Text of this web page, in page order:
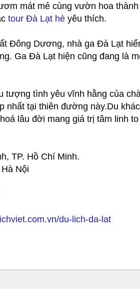
mát mẻ cùng vườn hoa
tour Đà Lạt hè yêu thích.
Đông Dương, nhà ga Đà Lạt
Ga Đà Lạt hiện cũng đang là
tình yêu vĩnh hằng của
nhất tại thiên đường này.Du
lâu đời mang giá trị tâm linh
TP. Hồ Chí Minh.
Nội
du-lich-da-lat